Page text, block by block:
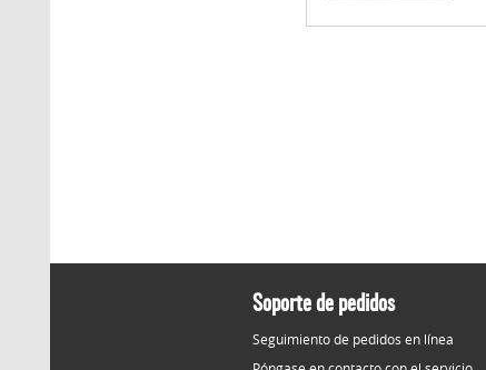
Soporte de pedidos
Seguimiento de pedidos en línea